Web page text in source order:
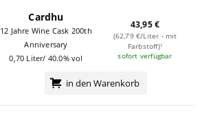
Cardhu
12 Jahre Wine Cask 200th
Anniversary
0,70 Liter/ 40.0% vol
43,95 €
(62,79 €/Liter - mit
Farbstoff)¹
sofort verfügbar
in den Warenkorb